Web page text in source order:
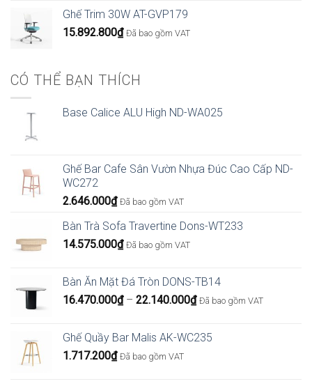
Ghế Trim 30W AT-GVP179
15.892.800₫ Đã bao gồm VAT
CÓ THỂ BẠN THÍCH
Base Calice ALU High ND-WA025
Ghế Bar Cafe Sân Vườn Nhựa Đúc Cao Cấp ND-
WC272
2.646.000₫ Đã bao gồm VAT
Bàn Trà Sofa Travertine Dons-WT233
14.575.000₫ Đã bao gồm VAT
Bàn Ăn Mặt Đá Tròn DONS-TB14
16.470.000₫ – 22.140.000₫Khoảng
16.470.000₫
Đã bao gồm VAT
Ghế Quầy Bar Malis AK-WC235
1.717.200₫ Đã bao gồm VAT